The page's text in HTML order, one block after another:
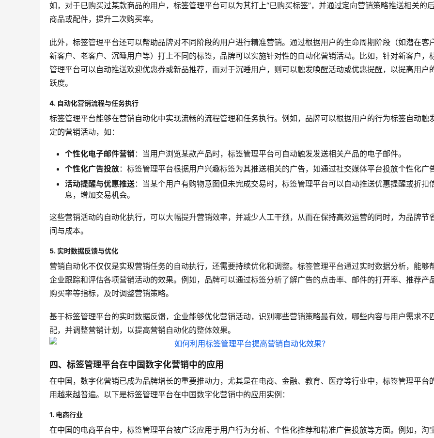
如，对于已购买过某款商品的用户，标签管理平台可以为其打上“已购买标签”，并通过定向营销策略推送相关的
商品或配件，提升二次购买率。
此外，标签管理平台还可以帮助品牌对不同阶段的用户进行精准营销。通过根据用户的生命周期阶段（如潜在客户
新客户、老客户、沉睡用户等）打上不同的标签，品牌可以实施针对性的自动化营销活动。比如，针对新客户，
管理平台可以自动推送欢迎优惠券或新品推荐，而对于沉睡用户，则可以触发唤醒活动或优惠提醒，以提高用户
跃度。
4. 自动化营销流程与任务执行
标签管理平台能够在营销自动化中实现流畅的流程管理和任务执行。例如，品牌可以根据用户的行为标签自动触
定的营销活动，如：
个性化电子邮件营销：当用户浏览某款产品时，标签管理平台可自动触发发送相关产品的电子邮件。
个性化广告投放：标签管理平台根据用户兴趣标签为其推送相关的广告，如通过社交媒体平台投放个性化广告
活动提醒与优惠推送：当某个用户有购物意图但未完成交易时，标签管理平台可以自动推送优惠提醒或折扣
息，增加交易机会。
这些营销活动的自动化执行，可以大幅提升营销效率，并减少人工干预，从而在保持高效运营的同时，为品牌节
间与成本。
5. 实时数据反馈与优化
营销自动化不仅仅是实现营销任务的自动执行，还需要持续优化和调整。标签管理平台通过实时数据分析，能够
企业跟踪和评估各项营销活动的效果。例如，品牌可以通过标签分析了解广告的点击率、邮件的打开率、推荐产
购买率等指标，及时调整营销策略。
基于标签管理平台的实时数据反馈，企业能够优化营销活动，识别哪些营销策略最有效，哪些内容与用户需求不
配，并调整营销计划，以提高营销自动化的整体效果。
四、标签管理平台在中国数字化营销中的应用
在中国，数字化营销已成为品牌增长的重要推动力，尤其是在电商、金融、教育、医疗等行业中，标签管理平台
用越来越普遍。以下是标签管理平台在中国数字化营销中的应用实例：
1. 电商行业
在中国的电商平台中，标签管理平台被广泛应用于用户行为分析、个性化推荐和精准广告投放等方面。例如，淘宝